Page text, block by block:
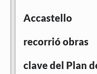
Accastello
recorrió obras
clave del Plan